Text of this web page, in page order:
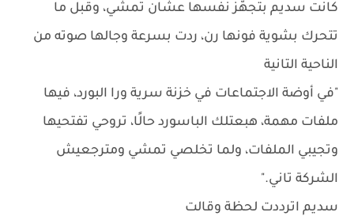
كانت سديم بتجهّز نفسها عشان تمشي، وقبل ما
تتحرك بشوية فونها رن، ردت بسرعة وجالها صوته من
الناحية التانية
"في أوضة الاجتماعات في خزنة سرية ورا البورد، فيها
ملفات مهمة، هبعتلك الباسورد حالًا، تروحي تفتحيها
وتجيبي الملفات، ولما تخلصي تمشي ومترجعيش
الشركة تاني."
سديم اترددت لحظة وقالت